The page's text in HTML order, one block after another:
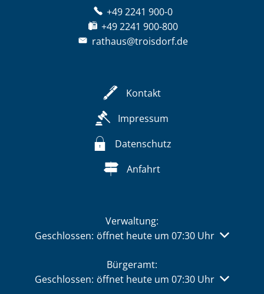
+49 2241 900-0
+49 2241 900-800
rathaus@troisdorf.de
Kontakt
Impressum
Datenschutz
Anfahrt
Verwaltung:
Klicken, um weitere Öffnungs- oder Schließzeiten
Geschlossen: öffnet heute um 07:30 Uhr
Bürgeramt:
Klicken, um weitere Öffnungs- oder Schließzeiten
Geschlossen: öffnet heute um 07:30 Uhr